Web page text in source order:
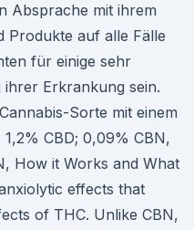
Absprache mit ihrem
Produkte auf alle Fälle
für einige sehr
Erkrankung sein.
Sorte mit einem
CBD; 0,09% CBN,
How it Works and What
effects that
of THC. Unlike CBN,